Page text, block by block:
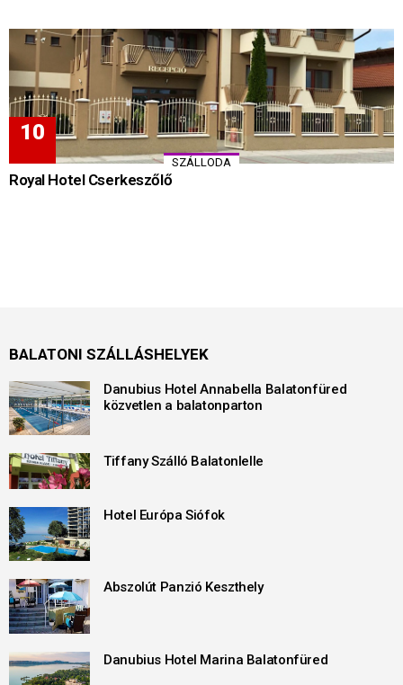
SZÁLLODA
Royal Hotel Cserkeszőlő
BALATONI SZÁLLÁSHELYEK
Danubius Hotel Annabella Balatonfüred
közvetlen a balatonparton
Tiffany Szálló Balatonlelle
Hotel Európa Siófok
Abszolút Panzió Keszthely
Danubius Hotel Marina Balatonfüred